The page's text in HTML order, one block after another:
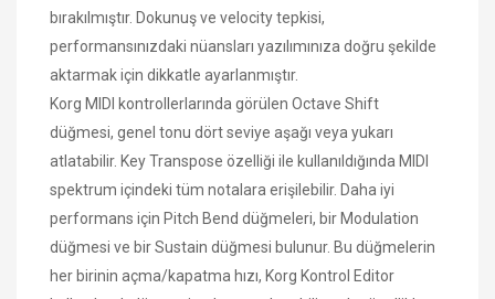
bırakılmıştır. Dokunuş ve velocity tepkisi,
performansınızdaki nüansları yazılımınıza doğru şekilde
aktarmak için dikkatle ayarlanmıştır.
Korg MIDI kontrollerlarında görülen Octave Shift
düğmesi, genel tonu dört seviye aşağı veya yukarı
atlatabilir. Key Transpose özelliği ile kullanıldığında MIDI
spektrum içindeki tüm notalara erişilebilir. Daha iyi
performans için Pitch Bend düğmeleri, bir Modulation
düğmesi ve bir Sustain düğmesi bulunur. Bu düğmelerin
her birinin açma/kapatma hızı, Korg Kontrol Editor